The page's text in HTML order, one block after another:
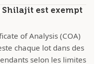
est exempt
of Analysis (COA)
chaque lot dans des
selon les limites